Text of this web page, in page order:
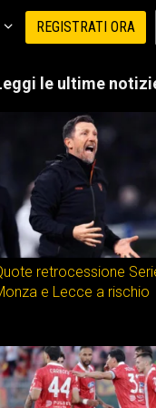
REGISTRATI ORA
le ultime
retrocessione
e Lecce a rischio